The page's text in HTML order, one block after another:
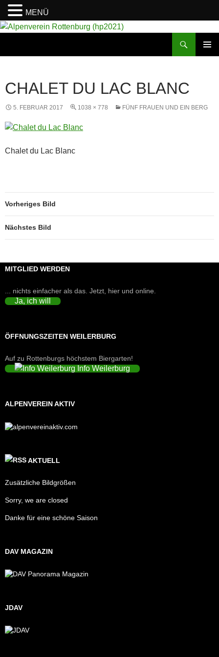
CHALET DU LAC BLANC
5. FEBRUAR 2017 1038 × 778 FÜNF FRAUEN UND EIN BERG
Chalet du Lac Blanc
Vorheriges Bild
Nächstes Bild
MITGLIED WERDEN
... nichts einfacher als das. Jetzt, hier und online.
Ja, ich will
ÖFFNUNGSZEITEN WEILERBURG
Auf zu Rottenburgs höchstem Biergarten!
Info Weilerburg
ALPENVEREIN AKTIV
AKTUELL
Zusätzliche Bildgrößen
Sorry, we are closed
Danke für eine schöne Saison
DAV MAGAZIN
JDAV
MENÜ